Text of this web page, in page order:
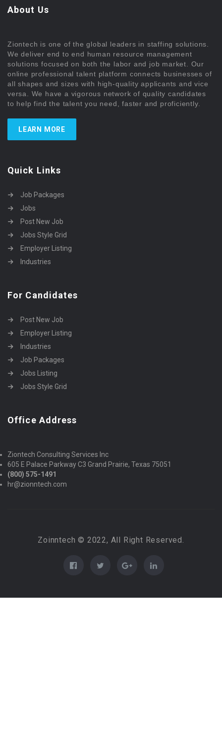
About Us
Ziontech is one of the global leaders in staffing solutions.
We deliver end to end human resource management
solutions focused on both the labor and job market. Our
online professional talent platform connects businesses of
all shapes and sizes with high-quality applicants and vice
versa. We have a vigorous network of quality candidates
to help find the talent you need, faster and proficiently.
LEARN MORE
Quick Links
Job Packages
Jobs
Post New Job
Jobs Style Grid
Employer Listing
Industries
For Candidates
Post New Job
Employer Listing
Industries
Job Packages
Jobs Listing
Jobs Style Grid
Office Address
Ziontech Consulting Services Inc
605 E Palace Parkway C3 Grand Prairie, Texas 75051
(800) 575-1491
hr@zionntech.com
Zoinntech © 2022, All Right Reserved.